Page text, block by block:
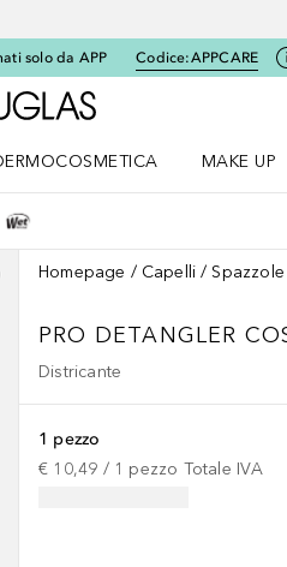
solo da APP Codice:APPCARE
A Douglas Home
MAKE UP
Homepage Capelli
PRO DETANGLER
Districante
1 pezzo
€ 10,49 / 1 pezzo Totale IVA